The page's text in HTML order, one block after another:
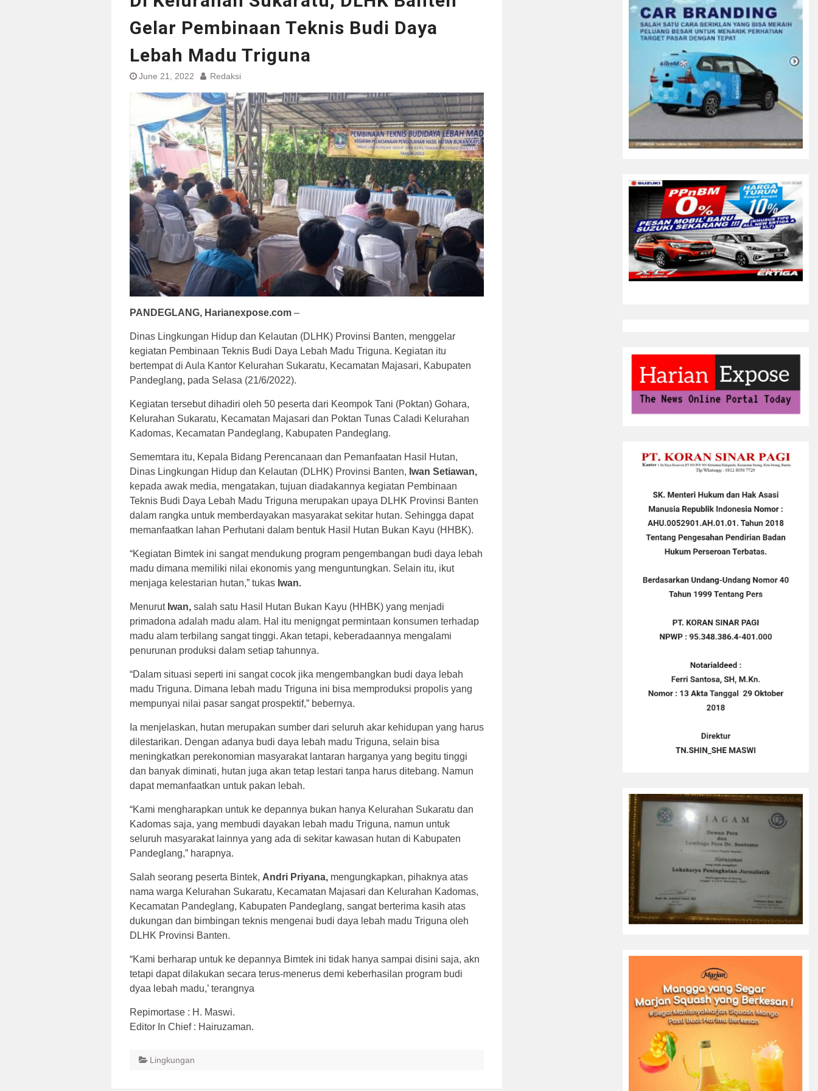
Gelar Pembinaan Teknis Budi Daya
Lebah Madu Triguna
June 21, 2022 Redaksi
PANDEGLANG, Harianexpose.com –
Dinas Lingkungan Hidup dan Kelautan (DLHK) Provinsi Banten, menggelar
kegiatan Pembinaan Teknis Budi Daya Lebah Madu Triguna. Kegiatan itu
bertempat di Aula Kantor Kelurahan Sukaratu, Kecamatan Majasari, Kabupaten
Pandeglang, pada Selasa (21/6/2022).
Kegiatan tersebut dihadiri oleh 50 peserta dari Keompok Tani (Poktan) Gohara,
Kelurahan Sukaratu, Kecamatan Majasari dan Poktan Tunas Caladi Kelurahan
Kadomas, Kecamatan Pandeglang, Kabupaten Pandeglang.
Sememtara itu, Kepala Bidang Perencanaan dan Pemanfaatan Hasil Hutan,
Dinas Lingkungan Hidup dan Kelautan (DLHK) Provinsi Banten, Iwan Setiawan,
kepada awak media, mengatakan, tujuan diadakannya kegiatan Pembinaan
Teknis Budi Daya Lebah Madu Triguna merupakan upaya DLHK Provinsi Banten
dalam rangka untuk memberdayakan masyarakat sekitar hutan. Sehingga dapat
memanfaatkan lahan Perhutani dalam bentuk Hasil Hutan Bukan Kayu (HHBK).
“Kegiatan Bimtek ini sangat mendukung program pengembangan budi daya lebah
madu dimana memiliki nilai ekonomis yang menguntungkan. Selain itu, ikut
menjaga kelestarian hutan,” tukas Iwan.
Menurut Iwan, salah satu Hasil Hutan Bukan Kayu (HHBK) yang menjadi
primadona adalah madu alam. Hal itu menigngat permintaan konsumen terhadap
madu alam terbilang sangat tinggi. Akan tetapi, keberadaannya mengalami
penurunan produksi dalam setiap tahunnya.
“Dalam situasi seperti ini sangat cocok jika mengembangkan budi daya lebah
madu Triguna. Dimana lebah madu Triguna ini bisa memproduksi propolis yang
mempunyai nilai pasar sangat prospektif,” bebernya.
Ia menjelaskan, hutan merupakan sumber dari seluruh akar kehidupan yang harus
dilestarikan. Dengan adanya budi daya lebah madu Triguna, selain bisa
meningkatkan perekonomian masyarakat lantaran harganya yang begitu tinggi
dan banyak diminati, hutan juga akan tetap lestari tanpa harus ditebang. Namun
dapat memanfaatkan untuk pakan lebah.
“Kami mengharapkan untuk ke depannya bukan hanya Kelurahan Sukaratu dan
Kadomas saja, yang membudi dayakan lebah madu Triguna, namun untuk
seluruh masyarakat lainnya yang ada di sekitar kawasan hutan di Kabupaten
Pandeglang,” harapnya.
Salah seorang peserta Bintek, Andri Priyana, mengungkapkan, pihaknya atas
nama warga Kelurahan Sukaratu, Kecamatan Majasari dan Kelurahan Kadomas,
Kecamatan Pandeglang, Kabupaten Pandeglang, sangat berterima kasih atas
dukungan dan bimbingan teknis mengenai budi daya lebah madu Triguna oleh
DLHK Provinsi Banten.
“Kami berharap untuk ke depannya Bimtek ini tidak hanya sampai disini saja, akn
tetapi dapat dilakukan secara terus-menerus demi keberhasilan program budi
dyaa lebah madu,’ terangnya
Repimortase : H. Maswi.
Editor In Chief : Hairuzaman.
Lingkungan